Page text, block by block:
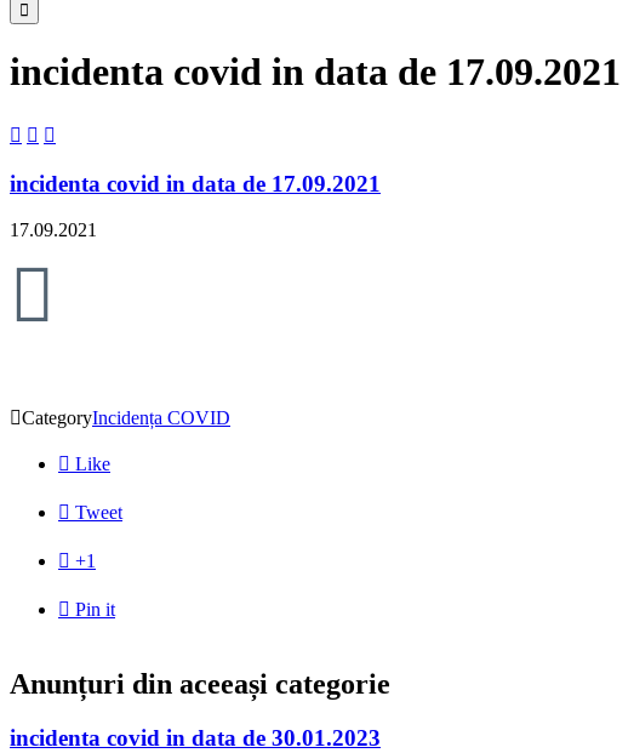

incidenta covid in data de 17.09.2021
  
incidenta covid in data de 17.09.2021
17.09.2021

CategoryIncidența COVID
 Like
 Tweet
 +1
 Pin it
Anunțuri din aceeași categorie
incidenta covid in data de 30.01.2023